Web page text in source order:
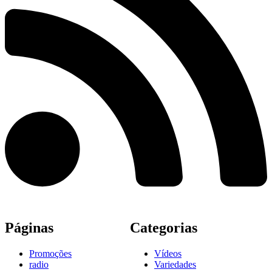
Páginas
Promoções
radio
Categorias
Vídeos
Variedades